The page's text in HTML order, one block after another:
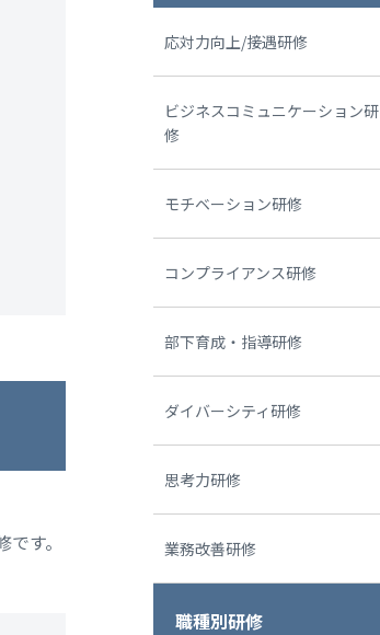
す。
応対力向上/接遇研修
ビジネスコミュニケーション研
修
モチベーション研修
コンプライアンス研修
部下育成・指導研修
ダイバーシティ研修
思考力研修
業務改善研修
職種別研修